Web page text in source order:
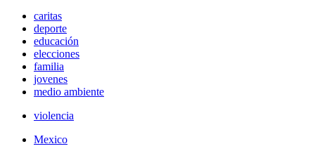
caritas
deporte
educación
elecciones
familia
jovenes
medio ambiente
violencia
Mexico